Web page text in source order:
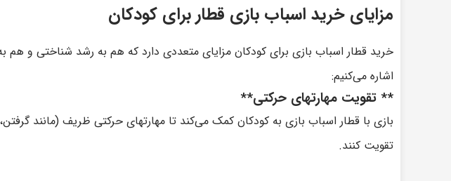
مزایای خرید اسباب بازی قطار برای کودکان
خرید قطار اسباب بازی برای کودکان مزایای متعددی دارد که هم به رشد شناختی و هم
اشاره می‌کنیم:
** تقویت مهارتهای حرکتی**
بازی با قطار اسباب بازی به کودکان کمک می‌کند تا مهارتهای حرکتی ظریف (مانند
تقویت کنند.